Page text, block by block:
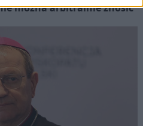
można arbitralnie znosić